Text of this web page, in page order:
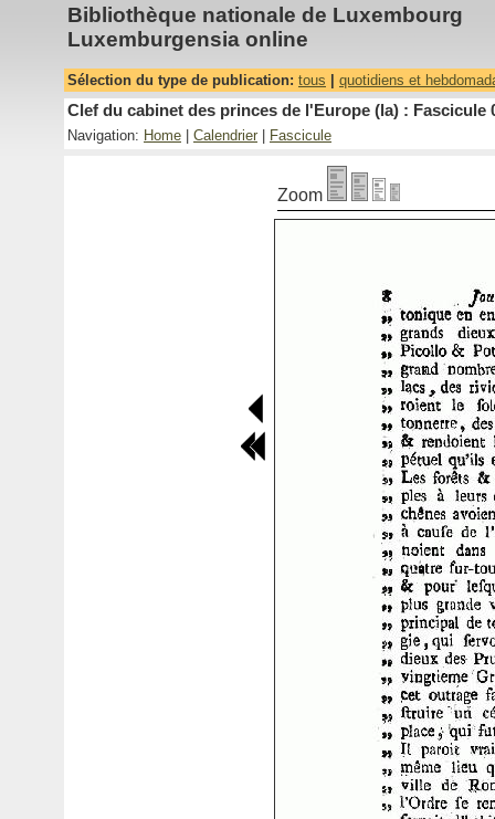
Bibliothèque nationale de Luxembourg
Luxemburgensia online
Sélection du type de publication: tous quotidiens et
Clef du cabinet des princes de l'Europe (la) : Fascicule
Navigation: Home Calendrier Fascicule
Zoom